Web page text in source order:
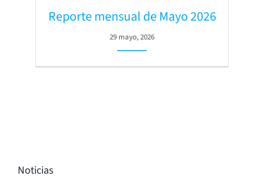
Reporte mensual de Mayo 2026
29 mayo, 2026
Noticias